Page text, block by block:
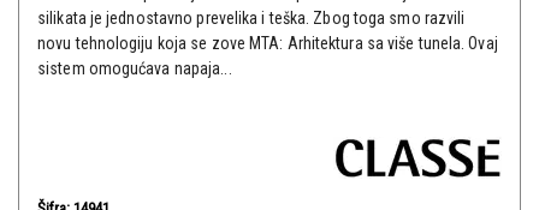
silikata je jednostavno prevelika i teška. Zbog toga smo razvili
novu tehnologiju koja se zove MTA: Arhitektura sa više tunela. Ovaj
sistem omogućava napaja...